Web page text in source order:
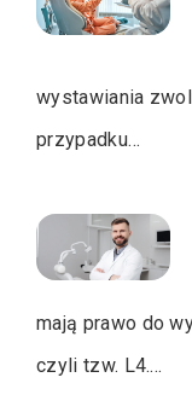
wystawiania
przypadku…
mają prawo do
czyli tzw. L4.…